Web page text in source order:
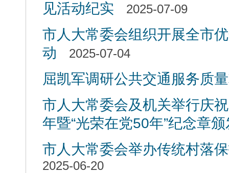
见活动纪实
2025-07-09
市人大常委会组织开展全市
动
2025-07-04
屈凯军调研公共交通服务质
市人大常委会及机关举行庆
年暨“光荣在党50年”纪念章
市人大常委会举办传统村落
2025-06-20